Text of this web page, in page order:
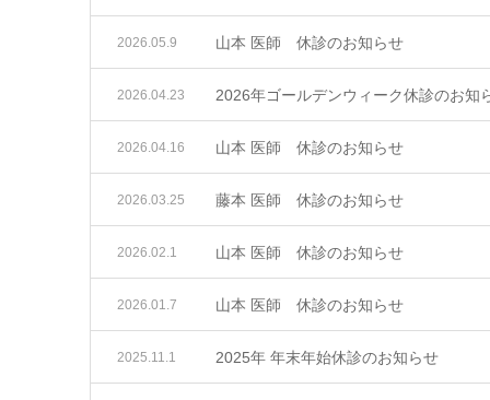
山本 医師 休診のお知らせ
2026.05.9
2026年ゴールデンウィーク休診のお知
2026.04.23
山本 医師 休診のお知らせ
2026.04.16
藤本 医師 休診のお知らせ
2026.03.25
山本 医師 休診のお知らせ
2026.02.1
山本 医師 休診のお知らせ
2026.01.7
2025年 年末年始休診のお知らせ
2025.11.1